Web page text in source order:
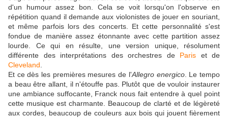
d'un humour assez bon. Cela se voit lorsqu'on l'observe en
répétition quand il demande aux violonistes de jouer en souriant,
et même parfois lors des concerts. Et cette personnalité s'est
fondue de manière assez étonnante avec cette partition assez
lourde. Ce qui en résulte, une version unique, résolument
différente des interprétations des orchestres de Paris et de
Cleveland
Et ce dès les premières mesures de l'Allegro energico. Le tempo
a beau être allant, il n'étouffe pas. Plutôt que de vouloir instaurer
une ambiance suffocante, Franck nous fait entendre à quel point
cette musique est charmante. Beaucoup de clarté et de légèreté
aux cordes, beaucoup de couleurs aux bois qui jouent fièrement